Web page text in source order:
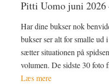
Pitti Uomo juni 2026
Har dine bukser nok
bukser ser alt for smalle ud
sætter situationen på
volumen. De sidste 30 foto
Læs mere